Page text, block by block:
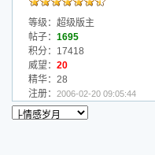
等级：超级版主
帖子： 1695
积分：17418
威望： 20
精华：28
注册： 2006-02-20 09:05:44